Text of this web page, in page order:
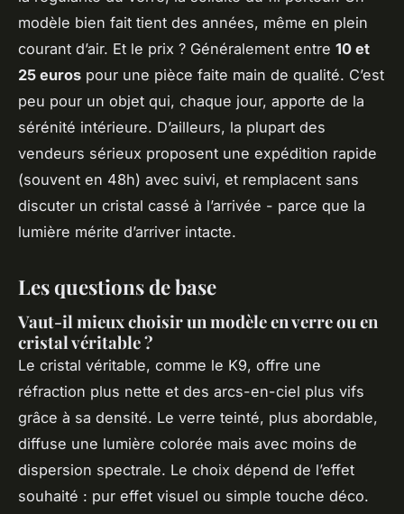
modèle bien fait tient des années, même en plein
courant d’air. Et le prix ? Généralement entre 10 et
25 euros pour une pièce faite main de qualité. C’est
peu pour un objet qui, chaque jour, apporte de la
sérénité intérieure. D’ailleurs, la plupart des
vendeurs sérieux proposent une expédition rapide
(souvent en 48h) avec suivi, et remplacent sans
discuter un cristal cassé à l’arrivée - parce que la
lumière mérite d’arriver intacte.
Les questions de base
Vaut-il mieux choisir un modèle en verre ou en
cristal véritable ?
Le cristal véritable, comme le K9, offre une
réfraction plus nette et des arcs-en-ciel plus vifs
grâce à sa densité. Le verre teinté, plus abordable,
diffuse une lumière colorée mais avec moins de
dispersion spectrale. Le choix dépend de l’effet
souhaité : pur effet visuel ou simple touche déco.